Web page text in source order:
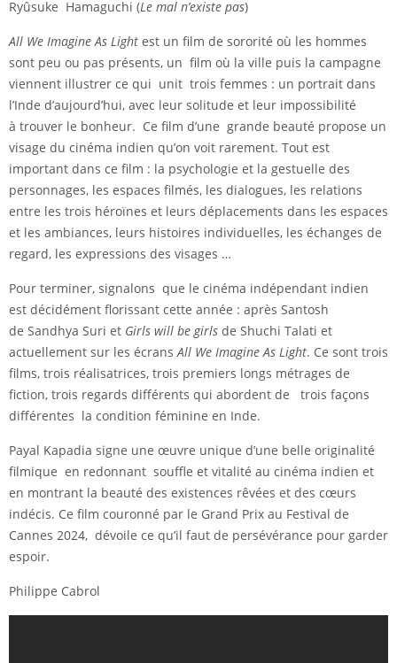
Ryûsuke Hamaguchi (Le mal n’existe pas)
All We Imagine As Light est un film de sororité où les hommes
sont peu ou pas présents, un film où la ville puis la campagne
viennent illustrer ce qui unit trois femmes : un portrait dans
l’Inde d’aujourd’hui, avec leur solitude et leur impossibilité
à trouver le bonheur. Ce film d’une grande beauté propose un
visage du cinéma indien qu’on voit rarement. Tout est
important dans ce film : la psychologie et la gestuelle des
personnages, les espaces filmés, les dialogues, les relations
entre les trois héroïnes et leurs déplacements dans les espaces
et les ambiances, leurs histoires individuelles, les échanges de
regard, les expressions des visages …
Pour terminer, signalons que le cinéma indépendant indien
est décidément florissant cette année : après Santosh
de Sandhya Suri et Girls will be girls de Shuchi Talati et
actuellement sur les écrans All We Imagine As Light. Ce sont trois
films, trois réalisatrices, trois premiers longs métrages de
fiction, trois regards différents qui abordent de trois façons
différentes la condition féminine en Inde.
Payal Kapadia signe une œuvre unique d’une belle originalité
filmique en redonnant souffle et vitalité au cinéma indien et
en montrant la beauté des existences rêvées et des cœurs
indécis. Ce film couronné par le Grand Prix au Festival de
Cannes 2024, dévoile ce qu’il faut de persévérance pour garder
espoir.
Philippe Cabrol